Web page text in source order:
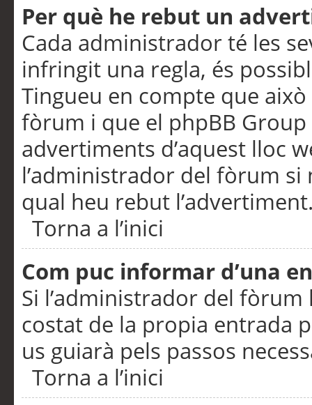
Per què he rebut un
Cada administrador té les
infringit una regla, és
Tingueu en compte que
fòrum i que el phpBB
advertiments d’aquest lloc
l’administrador del fòrum
qual heu rebut
Torna a l’inici
Com puc informar d’una
Si l’administrador del
costat de la propia entrada
us guiarà pels passos
Torna a l’inici